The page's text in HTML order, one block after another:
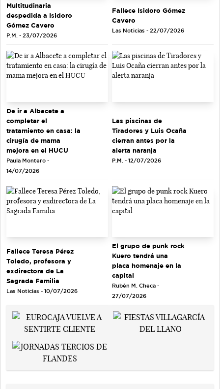
Multitudinaria
despedida a Isidoro
Gómez Cavero
P.M. - 23/07/2026
Fallece Isidoro Gómez
Cavero
Las Noticias - 22/07/2026
De ir a Albacete a
completar el
tratamiento en casa: la
cirugía de mama
mejora en el HUCU
Paula Montero -
14/07/2026
Las piscinas de
Tiradores y Luis Ocaña
cierran antes por la
alerta naranja
P.M. - 12/07/2026
Fallece Teresa Pérez
Toledo, profesora y
exdirectora de La
Sagrada Familia
Las Noticias - 10/07/2026
El grupo de punk rock
Kuero tendrá una
placa homenaje en la
capital
Rubén M. Checa -
27/07/2026